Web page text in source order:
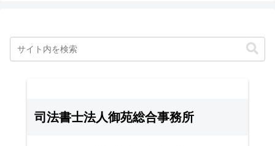
司法書士法人御苑総合事務所